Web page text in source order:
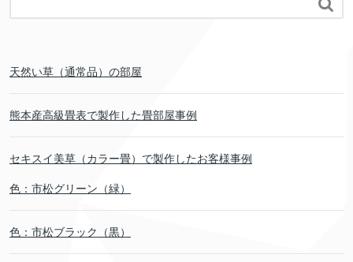

天然い草（通常品）の部屋
熊本産高級畳表で製作した畳部屋事例
セキスイ美草（カラー畳）で製作したお客様事例
色：市松グリーン（緑）
色：市松ブラック（黒）